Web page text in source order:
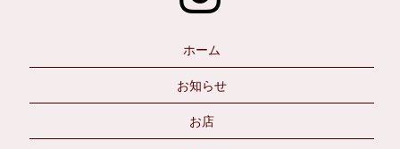
ホーム
お知らせ
お店